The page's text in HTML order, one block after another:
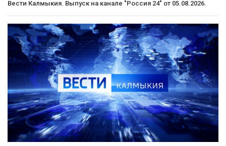
Вести Калмыкия. Выпуск на канале "Россия 24" от 05.08.2026.